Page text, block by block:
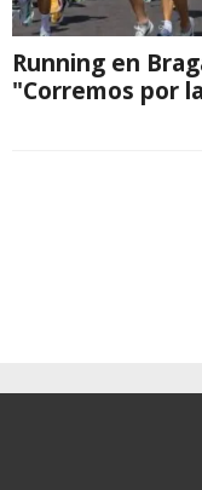
Running en
"Corremos por